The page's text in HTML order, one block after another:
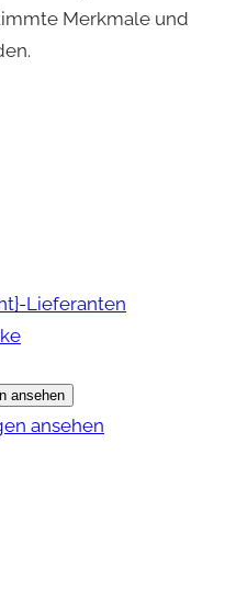
Merkmale und
Lieferanten
ansehen
ansehen